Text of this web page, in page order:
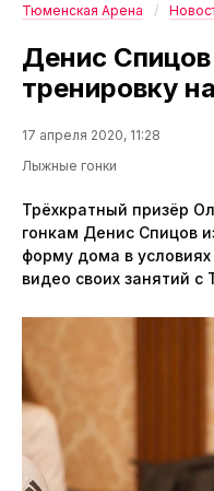
Тюменская Арена
Денис Спицов
тренировку
17 апреля 2020, 11:28
Лыжные гонки
Трёхкратный призёр
гонкам Денис Спицов
форму дома в
видео своих занятий с